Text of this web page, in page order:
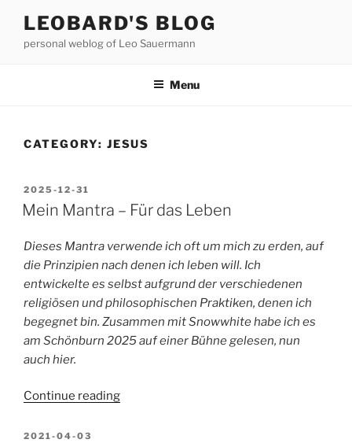
content
LEOBARD'S BLOG
personal weblog of Leo Sauermann
Menu
CATEGORY: JESUS
POSTED
ON
2025-12-31
Mein Mantra – Für das Leben
Dieses Mantra verwende ich oft um mich zu erden, auf
die Prinzipien nach denen ich leben will. Ich
entwickelte es selbst aufgrund der verschiedenen
religiösen und philosophischen Praktiken, denen ich
begegnet bin. Zusammen mit Snowwhite habe ich es
am Schönburn 2025 auf einer Bühne gelesen, nun
auch hier.
Continue reading“Mein
POSTED
2021-04-03